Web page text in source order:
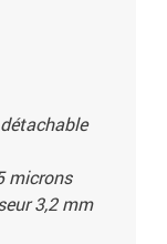
microns
3,2 mm